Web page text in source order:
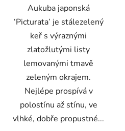
Aukuba japonská
‘Picturata’ je stálezelený
keř s výraznými
zlatožlutými listy
lemovanými tmavě
zeleným okrajem.
Nejlépe prospívá v
polostínu až stínu, ve
vlhké, dobře propustné...